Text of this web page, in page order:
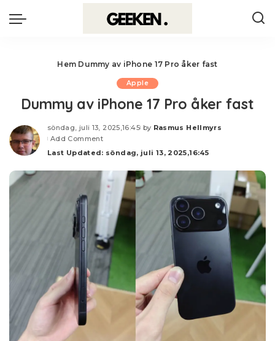
Hem Dummy av iPhone 17 Pro åker fast
Apple
Dummy av iPhone 17 Pro åker fast
söndag, juli 13, 2025,16:45
Posted
by Rasmus Hellmyrs
Add Comment
Last Updated: söndag, juli 13, 2025,16:45